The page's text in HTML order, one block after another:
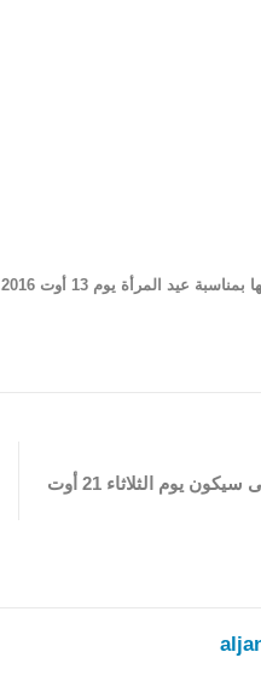
عيد المرأة يوم 13 أوت 2016.
مفتي الجمهورية..عيد الإضحى سيكون يوم الثلاثاء 21 أوت